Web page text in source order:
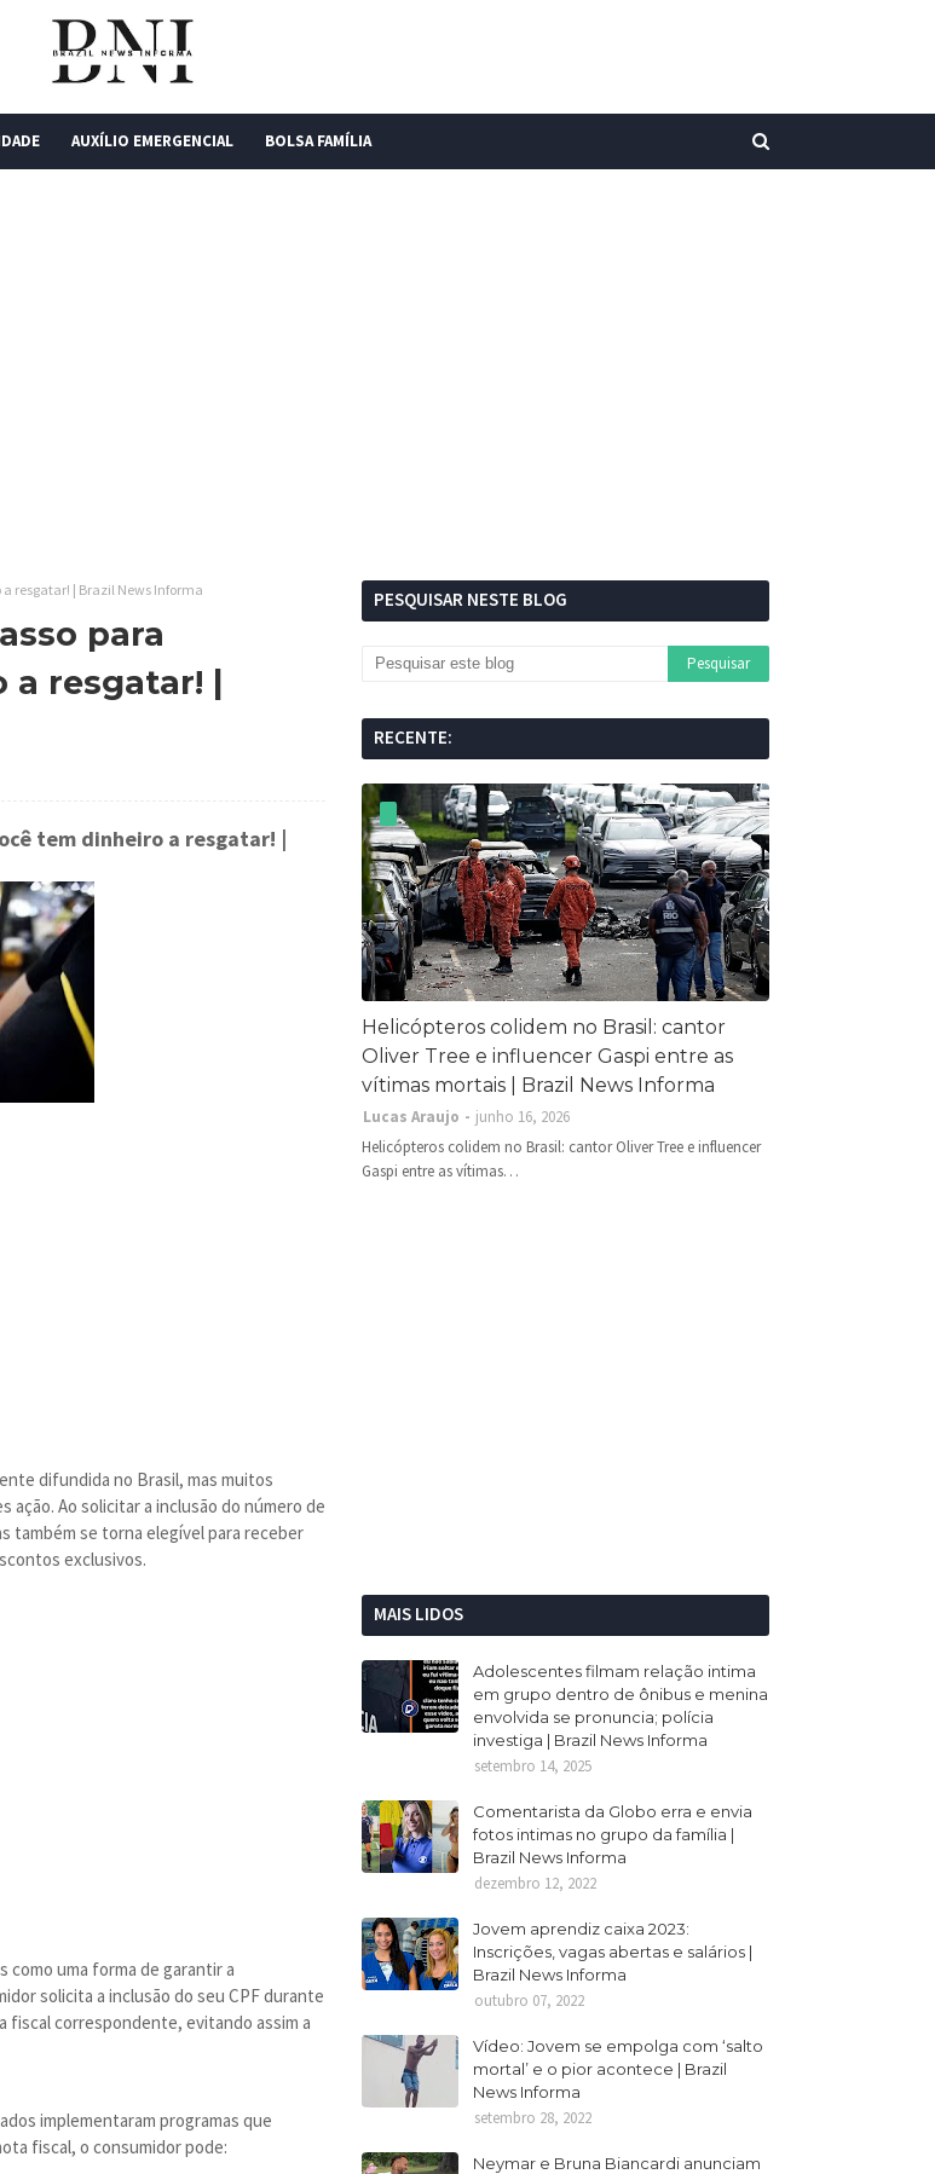
AUXÍLIO EMERGENCIAL BOLSA FAMÍLIA
a resgatar! | Brazil News Informa
para
a resgatar! |
tem dinheiro a resgatar! |
difundida no Brasil, mas muitos
Ao solicitar a inclusão do número de
também se torna elegível para receber
exclusivos.
como uma forma de garantir a
solicita a inclusão do seu CPF durante
fiscal correspondente, evitando assim a
implementaram programas que
fiscal, o consumidor pode:
PESQUISAR NESTE BLOG
RECENTE:
Helicópteros colidem no Brasil: cantor
Oliver Tree e influencer Gaspi entre as
vítimas mortais | Brazil News Informa
Lucas Araujo
junho 16, 2026
Helicópteros colidem no Brasil: cantor Oliver Tree e influencer
Gaspi entre as vítimas…
MAIS LIDOS
Adolescentes filmam relação intima
em grupo dentro de ônibus e menina
envolvida se pronuncia; polícia
investiga | Brazil News Informa
setembro 14, 2025
Comentarista da Globo erra e envia
fotos intimas no grupo da família |
Brazil News Informa
dezembro 12, 2022
Jovem aprendiz caixa 2023:
Inscrições, vagas abertas e salários |
Brazil News Informa
outubro 07, 2022
Vídeo: Jovem se empolga com ‘salto
mortal’ e o pior acontece | Brazil
News Informa
setembro 28, 2022
Neymar e Bruna Biancardi anunciam